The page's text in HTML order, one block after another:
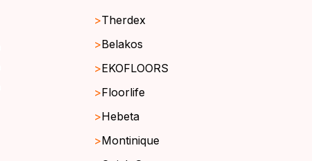
Therdex
Belakos
EKOFLOORS
Floorlife
Hebeta
Montinique